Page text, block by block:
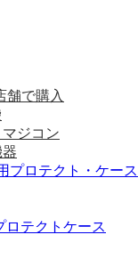
舗で購入
ジコン
プロテクト・ケース
ロテクトケース